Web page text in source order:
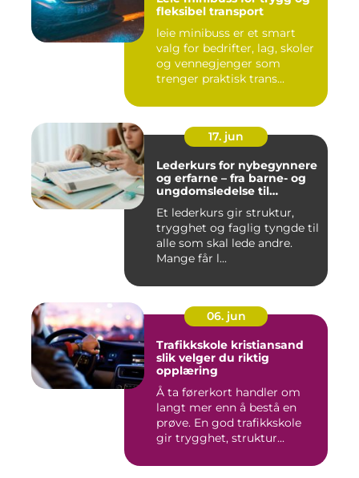
fleksibel transport
leie minibuss er et smart
valg for bedrifter, lag, skoler
og vennegjenger som
trenger praktisk trans...
17. jun
Lederkurs for nybegynnere
og erfarne – fra barne- og
ungdomsledelse til
Et lederkurs gir struktur,
trygghet og faglig tyngde til
alle som skal lede andre.
Mange får l...
06. jun
Trafikkskole kristiansand
slik velger du riktig
opplæring
Å ta førerkort handler om
langt mer enn å bestå en
prøve. En god trafikkskole
gir trygghet, struktur...